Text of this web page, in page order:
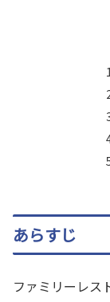
あらすじ
ファミリーレス